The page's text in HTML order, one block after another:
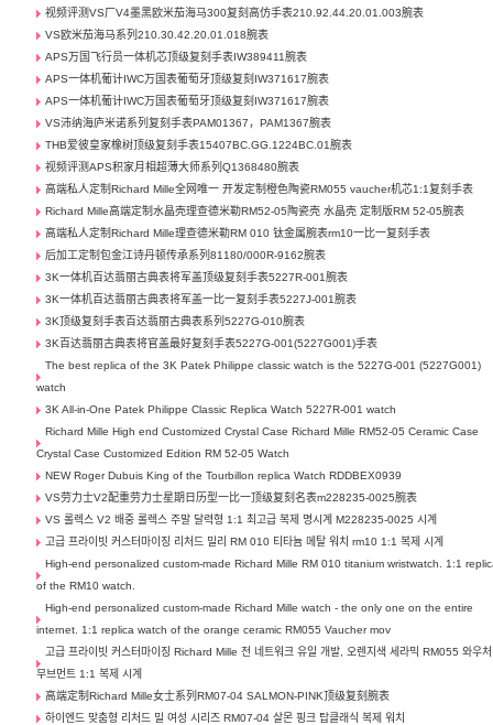
视频评测VS厂V4墨黑欧米茄海马300复刻高仿手表210.92.44.20.01.003腕表
VS欧米茄海马系列210.30.42.20.01.018腕表
APS万国飞行员一体机芯顶级复刻手表IW389411腕表
APS一体机葡计IWC万国表葡萄牙顶级复刻IW371617腕表
APS一体机葡计IWC万国表葡萄牙顶级复刻IW371617腕表
VS沛纳海庐米诺系列复刻手表PAM01367，PAM1367腕表
THB爱彼皇家橡树顶级复刻手表15407BC.GG.1224BC.01腕表
视频评测APS积家月相超薄大师系列Q1368480腕表
高端私人定制Richard Mille全网唯一 开发定制橙色陶瓷RM055 vaucher机芯1:1复刻手表
Richard Mille高端定制水晶壳理查德米勒RM52-05陶瓷壳 水晶壳 定制版RM 52-05腕表
高端私人定制Richard Mille理查德米勒RM 010 钛金属腕表rm10一比一复刻手表
后加工定制包金江诗丹顿传承系列81180/000R-9162腕表
3K一体机百达翡丽古典表将军盖顶级复刻手表5227R-001腕表
3K一体机百达翡丽古典表将军盖一比一复刻手表5227J-001腕表
3K顶级复刻手表百达翡丽古典表系列5227G-010腕表
3K百达翡丽古典表将官盖最好复刻手表5227G-001(5227G001)手表
The best replica of the 3K Patek Philippe classic watch is the 5227G-001 (5227G001)
watch
3K All-in-One Patek Philippe Classic Replica Watch 5227R-001 watch
Richard Mille High end Customized Crystal Case Richard Mille RM52-05 Ceramic Case
Crystal Case Customized Edition RM 52-05 Watch
NEW Roger Dubuis King of the Tourbillon replica Watch RDDBEX0939
VS劳力士V2配重劳力士星期日历型一比一顶级复刻名表m228235-0025腕表
VS 롤렉스 V2 배중 롤렉스 주말 달력형 1:1 최고급 복제 명시계 M228235-0025 시계
고급 프라이빗 커스터마이징 리처드 밀리 RM 010 티타늄 메탈 워치 rm10 1:1 복제 시계
High-end personalized custom-made Richard Mille RM 010 titanium wristwatch. 1:1
of the RM10 watch.
High-end personalized custom-made Richard Mille watch - the only one on the entire
internet. 1:1 replica watch of the orange ceramic RM055 Vaucher mov
고급 프라이빗 커스터마이징 Richard Mille 전 네트워크 유일 개발, 오렌지색 세라믹 RM055 와우처
무브먼트 1:1 복제 시계
高端定制Richard Mille女士系列RM07-04 SALMON-PINK顶级复刻腕表
하이엔드 맞춤형 리처드 밀 여성 시리즈 RM07-04 살몬 핑크 탑클래식 복제 워치